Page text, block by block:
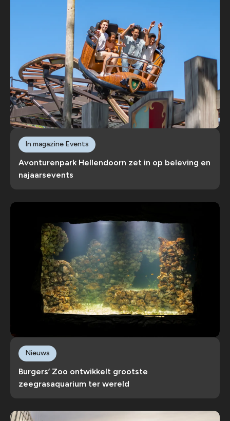
Avonturenpark Hellendoorn zet in op beleving en
najaarsevents
In magazine Events
Burgers’ Zoo ontwikkelt grootste
zeegrasaquarium ter wereld
Nieuws